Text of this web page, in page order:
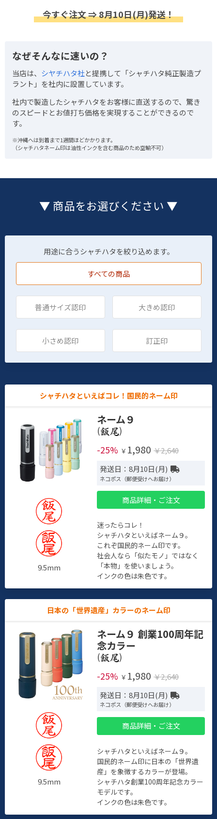
今すぐ注文 ⇒ 8月10日(月)発送！
なぜそんなに速いの？
当店は、 シヤチハタ社と提携して「シャチハタ純正製造プ
ラント」を社内に設置しています。
社内で製造したシャチハタをお客様に直送するので、驚き
のスピードとお値打ち価格を実現することができるので
す。
※沖縄へは到着まで1週間ほどかかります。
（シャチハタネーム印は油性インクを含む商品のため空輸不可）
▼ 商品をお選びください ▼
用途に合うシャチハタを絞り込めます。
すべての商品
普通サイズ認印 大きめ認印
小さめ認印 訂正印
シャチハタといえばコレ！国民的ネーム印
9.5mm
ネーム９
(
)
-25% ￥ 1,980 ￥2,640
発送日：8月10日(月)
ネコポス（郵便受けへお届け）
商品詳細・ご注文
迷ったらコレ！
シャチハタといえばネーム９。
これぞ国民的ネーム印です。
社会人なら「似たモノ」ではなく
「本物」を使いましょう。
インクの色は朱色です。
日本の「世界遺産」カラーのネーム印
9.5mm
ネーム９ 創業100周年記
念カラー
(
)
-25% ￥ 1,980 ￥2,640
発送日：8月10日(月)
ネコポス（郵便受けへお届け）
商品詳細・ご注文
シャチハタといえばネーム９。
国民的ネーム印に日本の「世界遺
産」を象徴するカラーが登場。
シャチハタ創業100周年記念カラー
モデルです。
インクの色は朱色です。